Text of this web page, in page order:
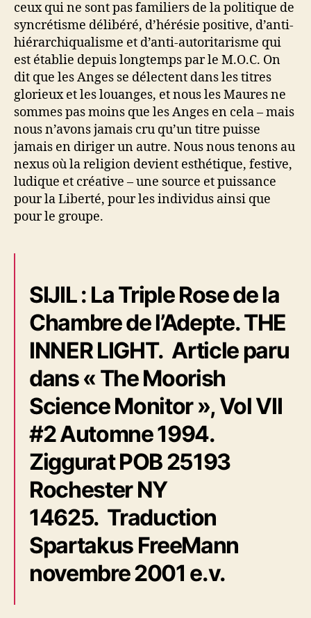
ceux qui ne sont pas familiers de la politique de
syncrétisme délibéré, d’hérésie positive, d’anti-
hiérarchiqualisme et d’anti-autoritarisme qui
est établie depuis longtemps par le M.O.C. On
dit que les Anges se délectent dans les titres
glorieux et les louanges, et nous les Maures ne
sommes pas moins que les Anges en cela – mais
nous n’avons jamais cru qu’un titre puisse
jamais en diriger un autre. Nous nous tenons au
nexus où la religion devient esthétique, festive,
ludique et créative – une source et puissance
pour la Liberté, pour les individus ainsi que
pour le groupe.
SIJIL : La Triple Rose de la
Chambre de l’Adepte. THE
INNER LIGHT. Article paru
dans « The Moorish
Science Monitor », Vol VII
#2 Automne 1994.
Ziggurat POB 25193
Rochester NY
14625. Traduction
Spartakus FreeMann
novembre 2001 e.v.